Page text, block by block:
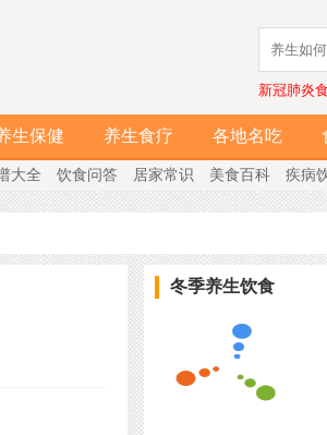
新冠肺炎
生保健 养生食疗 各地名吃
大全 饮食问答 居家常识 美食百科 疾病
冬季养生饮食